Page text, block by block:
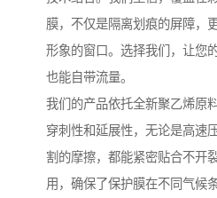
膜，不仅是隔离划痕的屏障，
形象的窗口。选择我们，让您
也能自带流量。
我们的产品依托全新聚乙烯原
穿刺性和延展性，无论是高速
割的摩擦，都能紧密贴合不开
用，确保了保护膜在不同气候